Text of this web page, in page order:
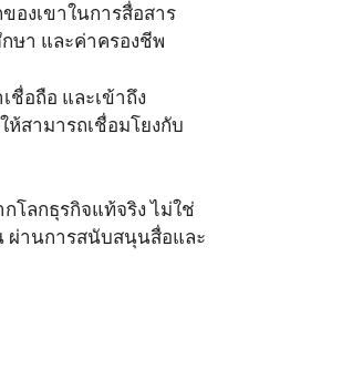
งเขาในการสื่อสาร
ษา และค่าครองชีพ
ชื่อถือ และเข้าถึง
สามารถเชื่อมโยงกับ
โลกธุรกิจแท้จริง ไม่ใช่
ผ่านการสนับสนุนสื่อและ